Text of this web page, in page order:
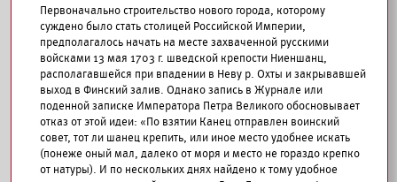
Первоначально строительство нового города, которому
суждено было стать столицей Российской Империи,
предполагалось начать на месте захваченной русскими
войсками 13 мая 1703 г. шведской крепости Ниеншанц,
располагавшейся при впадении в Неву р. Охты и закрывавшей
выход в Финский залив. Однако запись в Журнале или
поденной записке Императора Петра Великого обосновывает
отказ от этой идеи: «По взятии Канец отправлен воинский
совет, тот ли шанец крепить, или иное место удобнее искать
(понеже оный мал, далеко от моря и место не гораздо крепко
от натуры). И по нескольких днях найдено к тому удобное